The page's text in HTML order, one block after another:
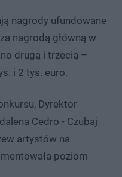
nagrody ufundowane
nagrodą główną w
drugą i trzecią –
i 2 tys. euro.
Dyrektor
Cedro - Czubaj
artystów na
poziom